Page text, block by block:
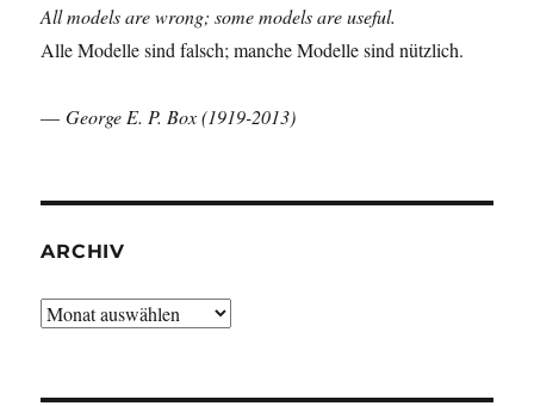
All models are wrong; some models are useful.
Alle Modelle sind falsch; manche Modelle sind nützlich.
—George E. P. Box (1919-2013)
ARCHIV
Archiv